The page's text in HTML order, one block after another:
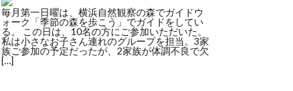
r
a
e
r
u
b
毎月第一日曜は、横浜自然観察の森でガイドウ
ォーク「季節の森を歩こう」でガイドをしてい
る。 この日は、10名の方にご参加いただいた。
私は小さなお子さん連れのグループを担当。3家
族ご参加の予定だったが、2家族が体調不良で欠
[…]